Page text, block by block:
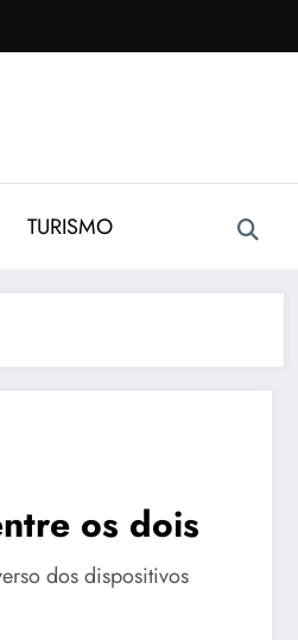
TURISMO
os dois
dos dispositivos